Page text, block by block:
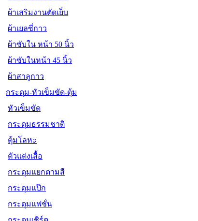
ผ้าเสริมงานตัดเย็บ
ผ้าเยลซี่กาว
ผ้าซับใน หน้า 50 นิ้ว
ผ้าซับในหน้า 45 นิ้ว
ผ้าสาลูกาว
กระดุม-หัวเข็มขัด-ตุ้ม
หัวเข็มขัด
กระดุมธรรมชาติ
ตุ้มโลหะ
ตัวแต่งเสื้อ
กระดุมแยกตามสี
กระดุมแป๊ก
กระดุมแฟชั่น